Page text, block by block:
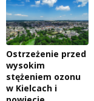
Ostrzeżenie przed
wysokim
stężeniem ozonu
w Kielcach i